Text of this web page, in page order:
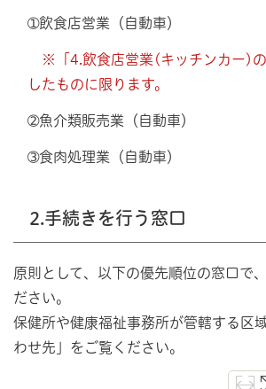
➀飲食店営業（自動車）
※「4.飲食店営業(キッチンカー)
したものに限ります。
➁魚介類販売業（自動車）
➂食肉処理業（自動車）
2.手続きを行う窓口
原則として、以下の優先順位の窓口で
ださい。
保健所や健康福祉事務所が管轄する区
わせ先」をご覧ください。